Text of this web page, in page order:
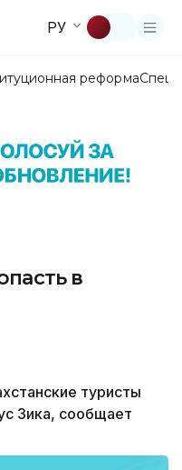
РУ
реформа
в
туристы
Зика, сообщает